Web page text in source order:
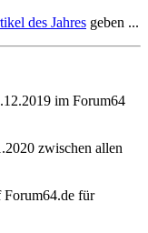
des Jahres geben ...
im Forum64
zwischen allen
Forum64.de für